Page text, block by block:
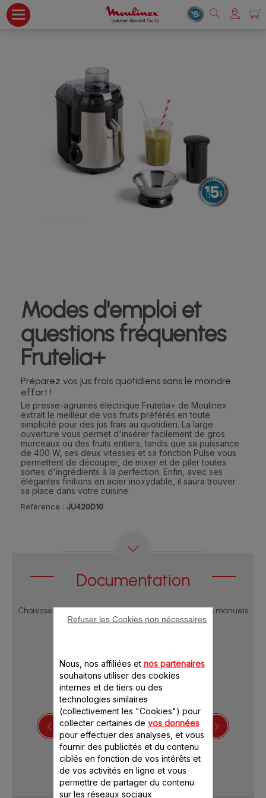
Modes d'emploi et
questions fréquentes
Frutelia+
Préparez vos jus frais quotidiens sans le moindre
effort !
Le presse-agrumes électrique Frutelia+ de Moulinex
extrait le meilleur de vos fruits préférés en toute
simplicité pour des jus frais au quotidien. La large
ouverture vous permet d'insérer facilement de gros
morceaux ou des fruits entiers, tandis que sa puissance
de 400 W, ses deux vitesses et sa fonction Pulse vous
permettent de découper, de mixer et de piler toutes
sortes d'ingrédients à la perfection. Enfin, avec ses
élégantes finitions en acier inoxydable, il saura trouver
sa place dans votre cuisine.
Référence : JU420D10
Documentation
Choisissez une langue pour afficher les notices et les manuels
utilisateur :
Télécharger les consignes de sécurité
Nous, nos affiliées et nos partenaires
souhaitons utiliser des cookies
internes et de tiers ou des
technologies similaires
(collectivement les "Cookies") pour
collecter certaines de vos données
pour effectuer des analyses, et vous
fournir des publicités et du contenu
ciblés en fonction de vos intérêts et
de vos activités en ligne et vous
permettre de partager du contenu
sur les réseaux sociaux
Refuser les Cookies non nécessaires